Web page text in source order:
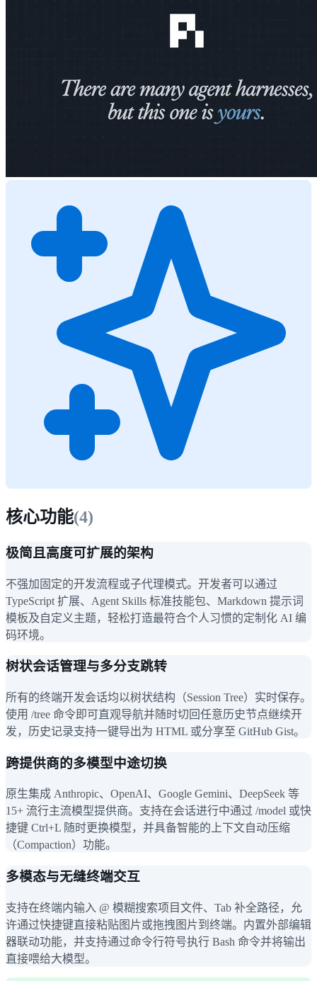
核心功能(4)
极简且高度可扩展的架构
不强加固定的开发流程或子代理模式。开发者可以通过
TypeScript 扩展、Agent Skills 标准技能包、Markdown 提示词
模板及自定义主题，轻松打造最符合个人习惯的定制化 AI 编
码环境。
树状会话管理与多分支跳转
所有的终端开发会话均以树状结构（Session Tree）实时保存。
使用 /tree 命令即可直观导航并随时切回任意历史节点继续开
发，历史记录支持一键导出为 HTML 或分享至 GitHub Gist。
跨提供商的多模型中途切换
原生集成 Anthropic、OpenAI、Google Gemini、DeepSeek 等
15+ 流行主流模型提供商。支持在会话进行中通过 /model 或快
捷键 Ctrl+L 随时更换模型，并具备智能的上下文自动压缩
（Compaction）功能。
多模态与无缝终端交互
支持在终端内输入 @ 模糊搜索项目文件、Tab 补全路径，允
许通过快捷键直接粘贴图片或拖拽图片到终端。内置外部编辑
器联动功能，并支持通过命令行符号执行 Bash 命令并将输出
直接喂给大模型。